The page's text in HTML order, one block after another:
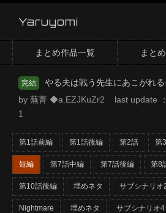
Yaruyomi
まとめ作品一覧 まと
完結
やる夫は戦う先生にあこがれ
by 蕪菁 ◆a.EZJKuZr2 last update
1
第1話前編 第1話後編 第2話 第
短編 第7話中編 第7話後編 第8
第10話後編 埋めネタ サブシナリオ
Nightmare 埋めネタ サブシナリオ4